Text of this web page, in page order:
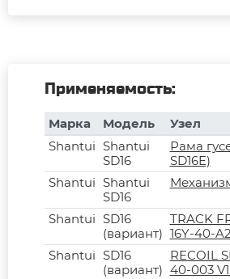
Применяемость:
Марка Модель
Узел
Shantui Shantui
SD16
Рама
SD16E)
Shantui Shantui
SD16
Shantui SD16
(вариант)
TRACK
16Y-40-
Shantui SD16
(вариант)
RECOIL
40-003